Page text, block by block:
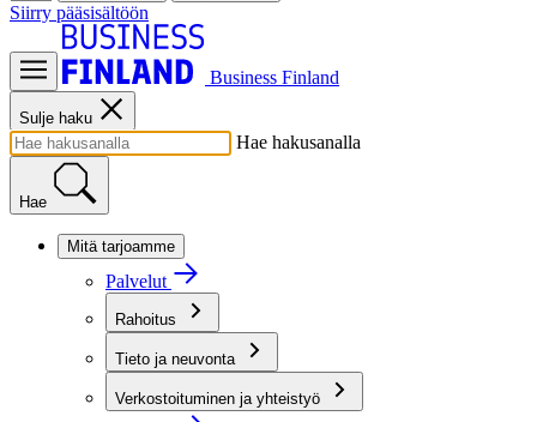
Siirry pääsisältöön
Business Finland
Sulje haku
Hae hakusanalla
Hae
Mitä tarjoamme
Palvelut
Rahoitus
Tieto ja neuvonta
Verkostoituminen ja yhteistyö